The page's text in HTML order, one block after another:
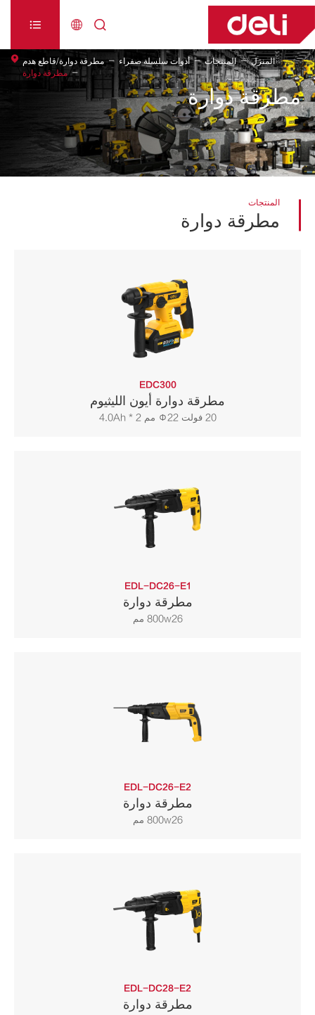



مطرقة دوارة
المنزل المنتجات أدوات سلسلة صفراء
مطرقة دوارة/قاطع هدم
مطرقة دوارة
المنتجات
مطرقة دوارة
EDC300
مطرقة دوارة أيون الليثيوم
20 فولت Φ22 مم 4.0Ah * 2
EDL-DC26-E1
مطرقة دوارة
800w26 مم
EDL-DC26-E2
مطرقة دوارة
800w26 مم
EDL-DC28-E2
مطرقة دوارة